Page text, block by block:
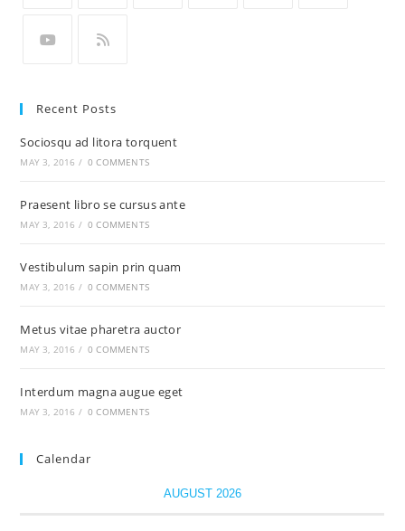
Recent Posts
Sociosqu ad litora torquent
MAY 3, 2016 / 0 COMMENTS
Praesent libro se cursus ante
MAY 3, 2016 / 0 COMMENTS
Vestibulum sapin prin quam
MAY 3, 2016 / 0 COMMENTS
Metus vitae pharetra auctor
MAY 3, 2016 / 0 COMMENTS
Interdum magna augue eget
MAY 3, 2016 / 0 COMMENTS
Calendar
AUGUST 2026